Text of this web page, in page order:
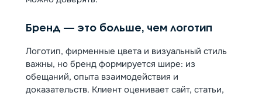
Бренд — это больше, чем логотип
Логотип, фирменные цвета и визуальный стиль
важны, но бренд формируется шире: из
обещаний, опыта взаимодействия и
доказательств. Клиент оценивает сайт, статьи,